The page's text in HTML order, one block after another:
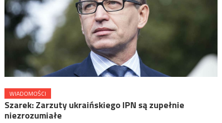
WIADOMOŚCI
Szarek: Zarzuty ukraińskiego IPN są zupełnie
niezrozumiałe